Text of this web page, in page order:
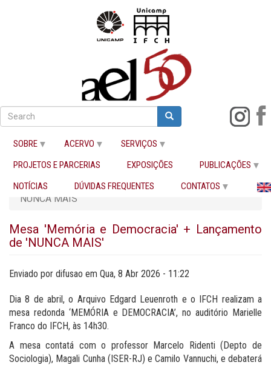
para
o
conteúdo
principal
Buscar
Search Search
SOBRE ACERVO
SERVIÇOS
PROJETOS E PARCERIAS
EXPOSIÇÕES
PUBLICAÇÕES
NOTÍCIAS
DÚVIDAS FREQUENTES CONTATOS
Início
Mesa 'Memória e Democracia' + Lançamento de
'NUNCA MAIS'
Mesa 'Memória e Democracia' + Lançamento
de 'NUNCA MAIS'
Enviado por difusao em Qua, 8 Abr 2026 - 11:22
Dia 8 de abril, o Arquivo Edgard Leuenroth e o IFCH realizam a
mesa redonda ‘MEMÓRIA e DEMOCRACIA’, no auditório Marielle
Franco do IFCH, às 14h30.
A mesa contatá com o professor Marcelo Ridenti (Depto de
Sociologia), Magali Cunha (ISER-RJ) e Camilo Vannuchi, e debaterá